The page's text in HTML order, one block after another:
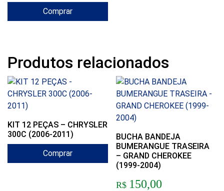
Comprar
Produtos relacionados
KIT 12 PEÇAS – CHRYSLER
300C (2006-2011)
Comprar
BUCHA BANDEJA
BUMERANGUE TRASEIRA
– GRAND CHEROKEE
(1999-2004)
R$ 150,00